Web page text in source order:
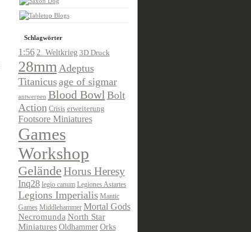
Schlagwörter
1:56 2. Weltkrieg 3D Druck
28mmAdeptus
Titanicusage of sigmar
antwerpen Blood Bowl Bolt
Action Crisis erweiterung
Footsore Miniatures
Games
Workshop
GeländeHorus Heresy
Inq28 legio canum Legiones Astartes
Legions Imperialis Mantic
Games Middlehammer Mortal Gods
Necromunda North Star
Miniatures Oldhammer Orks